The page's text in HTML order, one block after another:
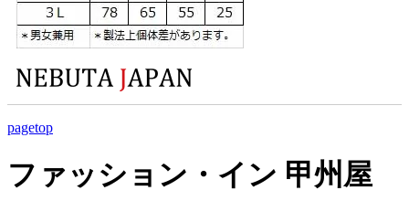
pagetop
ファッション・イン 甲州屋